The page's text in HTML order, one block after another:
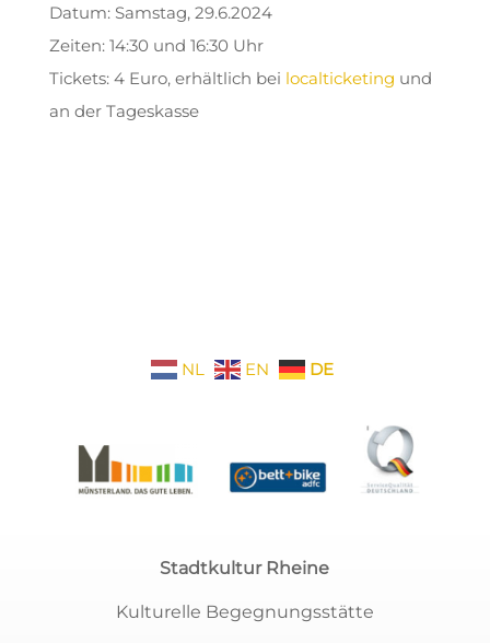
Datum: Samstag, 29.6.2024
Zeiten: 14:30 und 16:30 Uhr
Tickets: 4 Euro, erhältlich bei localticketing und
an der Tageskasse
NL EN DE
Stadtkultur Rheine
Kulturelle Begegnungsstätte